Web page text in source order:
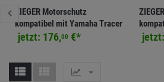
Sturzbügel und Taschen-Set
Fahrwerk
Zubehör
Merchandise
ZIEGER Motorschutz
kompatibel mit Yamaha Tracer
7 schwarz
jetzt: 176,00 €* jetzt: